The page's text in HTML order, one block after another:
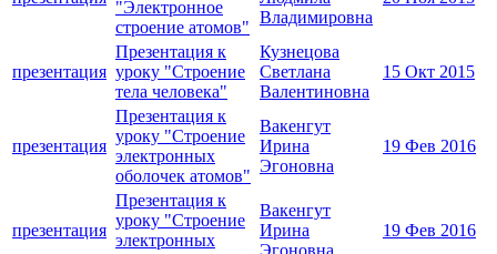
"Электронное
строение атомов"
Владимировна
презентация
Презентация к
уроку "Строение
тела человека"
Кузнецова
Светлана
Валентиновна
15 Окт 2015
презентация
Презентация к
уроку "Строение
электронных
оболочек атомов"
Вакенгут
Ирина
Эгоновна
19 Фев 2016
презентация
Презентация к
уроку "Строение
электронных
Вакенгут
Ирина
19 Фев 2016